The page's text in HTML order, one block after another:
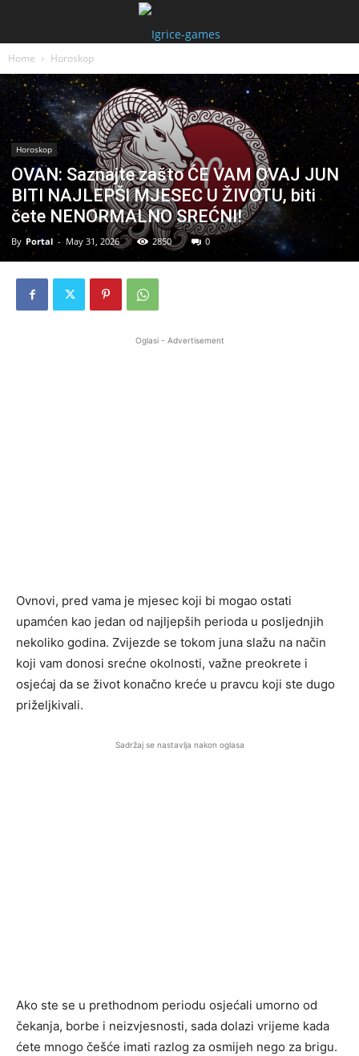
Home Horoskop
Horoskop
OVAN: Saznajte zašto ĆE VAM OVAJ JUN
BITI NAJLEPŠI MJESEC U ŽIVOTU, biti
čete NENORMALNO SREĆNI!
By Portal - May 31, 2026 2850 0
Oglasi - Advertisement
Ovnovi, pred vama je mjesec koji bi mogao ostati
upamćen kao jedan od najljepših perioda u posljednjih
nekoliko godina. Zvijezde se tokom juna slažu na način
koji vam donosi srećne okolnosti, važne preokrete i
osjećaj da se život konačno kreće u pravcu koji ste dugo
priželjkivali.
Sadržaj se nastavlja nakon oglasa
Ako ste se u prethodnom periodu osjećali umorno od
čekanja, borbe i neizvjesnosti, sada dolazi vrijeme kada
ćete mnogo češće imati razlog za osmijeh nego za brigu.